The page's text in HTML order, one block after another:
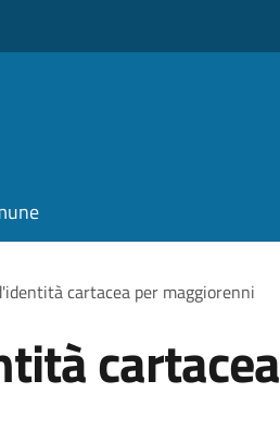
cartacea per maggiorenni
cartacea